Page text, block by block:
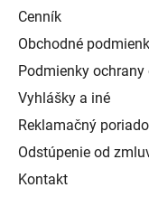
Cenník
Obchodné
Podmienky
Vyhlášky a iné
Reklamačný
Odstúpenie od
Kontakt